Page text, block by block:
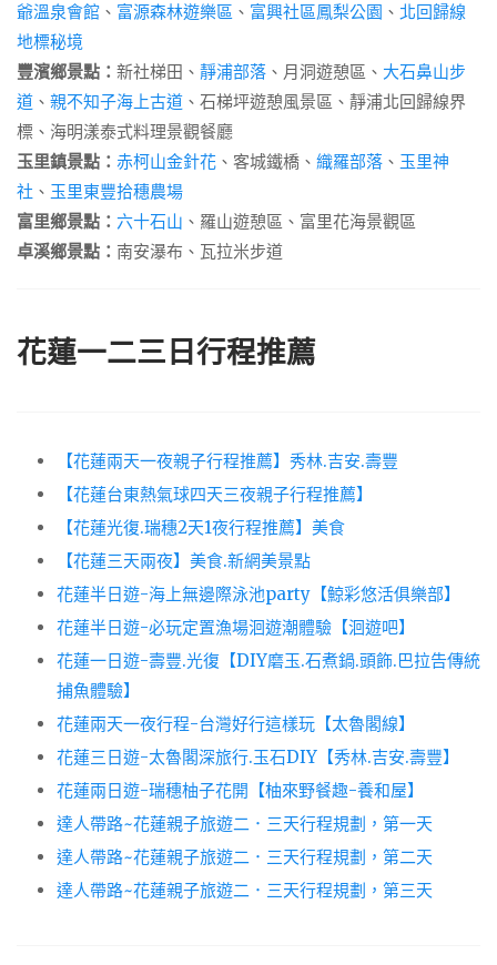
爺溫泉會館 、 富源森林遊樂區 、 富興社區鳳梨公園 、 北回歸線
地標秘境
豐濱鄉景點： 新社梯田、 靜浦部落 、月洞遊憩區、 大石鼻山步
道 、 親不知子海上古道 、石梯坪遊憩風景區、靜浦北回歸線界
標、海明漾泰式料理景觀餐廳
玉里鎮景點： 赤柯山金針花 、客城鐵橋、 織羅部落 、 玉里神
社 、 玉里東豐拾穗農場
富里鄉景點： 六十石山 、羅山遊憩區、富里花海景觀區
卓溪鄉景點： 南安瀑布、瓦拉米步道
花蓮一二三日行程推薦
【花蓮兩天一夜親子行程推薦】秀林.吉安.壽豐
【花蓮台東熱氣球四天三夜親子行程推薦】
【花蓮光復.瑞穗2天1夜行程推薦】美食
【花蓮三天兩夜】美食.新網美景點
花蓮半日遊-海上無邊際泳池party【鯨彩悠活俱樂部】
花蓮半日遊-必玩定置漁場洄遊潮體驗【洄遊吧】
花蓮一日遊-壽豐.光復【DIY磨玉.石煮鍋.頭飾.巴拉告傳統
捕魚體驗】
花蓮兩天一夜行程-台灣好行這樣玩【太魯閣線】
花蓮三日遊-太魯閣深旅行.玉石DIY【秀林.吉安.壽豐】
花蓮兩日遊-瑞穗柚子花開【柚來野餐趣-養和屋】
達人帶路~花蓮親子旅遊二．三天行程規劃，第一天
達人帶路~花蓮親子旅遊二．三天行程規劃，第二天
達人帶路~花蓮親子旅遊二．三天行程規劃，第三天